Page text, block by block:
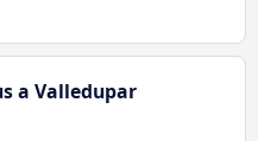
a Valledupar